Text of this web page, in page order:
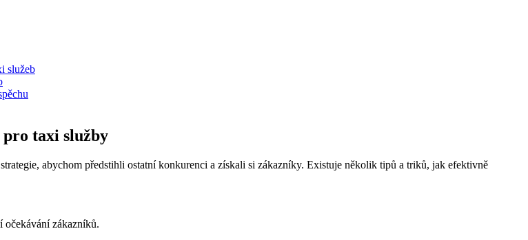
služeb
taxi služby
abychom předstihli ostatní konkurenci a získali si zákazníky. Existuje několik tipů a triků, jak efektivně
očekávání zákazníků.